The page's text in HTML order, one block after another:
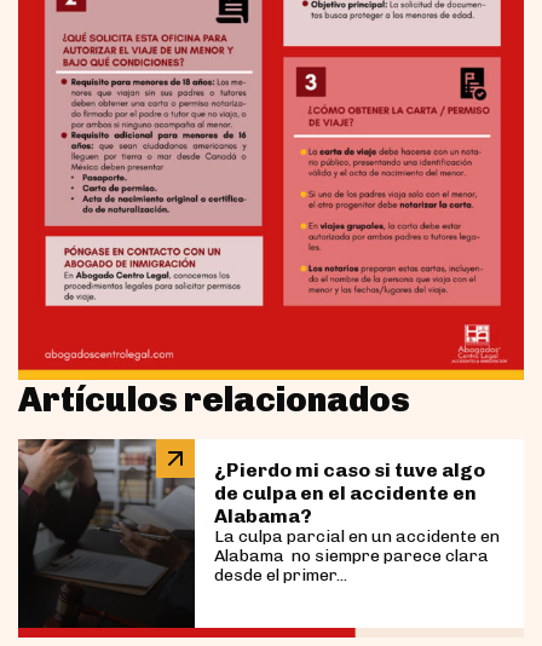
Artículos relacionados
¿Pierdo mi caso si tuve algo
de culpa en el accidente en
Alabama?
La culpa parcial en un accidente en
Alabama no siempre parece clara
desde el primer...